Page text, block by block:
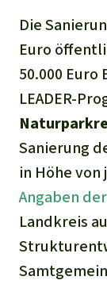
Die
Euro
50.000
LEADER-
Sanierung
in Höhe von
Angaben
Landkreis